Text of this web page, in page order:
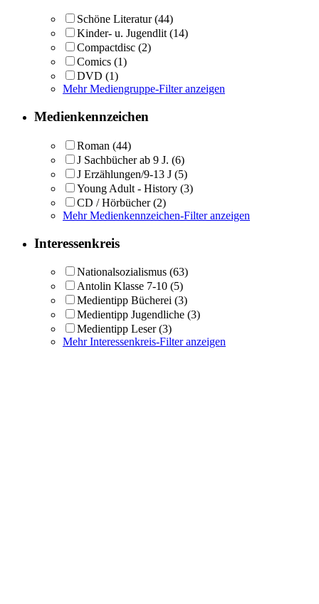
Schöne Literatur (44)
Kinder- u. Jugendlit (14)
Compactdisc (2)
Comics (1)
DVD (1)
Mehr Mediengruppe-Filter anzeigen
Medienkennzeichen
Roman (44)
J Sachbücher ab 9 J. (6)
J Erzählungen/9-13 J (5)
Young Adult - History (3)
CD / Hörbücher (2)
Mehr Medienkennzeichen-Filter anzeigen
Interessenkreis
Nationalsozialismus (63)
Antolin Klasse 7-10 (5)
Medientipp Bücherei (3)
Medientipp Jugendliche (3)
Medientipp Leser (3)
Mehr Interessenkreis-Filter anzeigen